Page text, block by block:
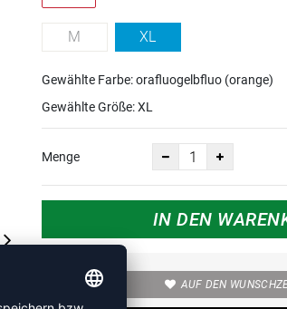
M XL
Gewählte Farbe: orafluogelbfluo (orange)
Gewählte Größe:XL
Menge
IN DEN
AUF DEN